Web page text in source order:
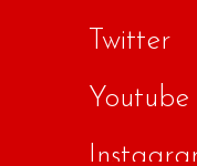
Twitter
Youtube